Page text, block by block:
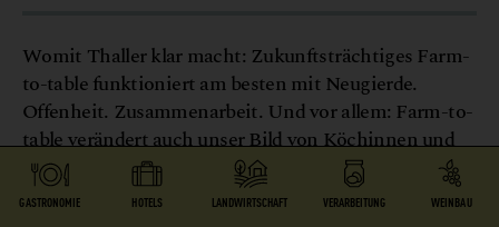
Womit Thaller klar macht: Zukunftsträchtiges Farm-
to-table funktioniert am besten mit Neugierde.
Offenheit. Zusammenarbeit. Und vor allem: Farm-to-
table verändert auch unser Bild von Köchinnen und
Köchen. Denn: „Bei uns arbeitet niemand nur in der
Küche“, sagt Norbert Thaller mit einem gewissen
GASTRONOMIE HOTELS LANDWIRTSCHAFT VERARBEITUNG WEINBAU